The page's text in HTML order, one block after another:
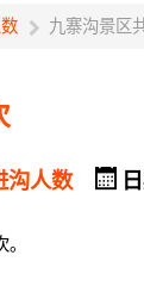
九寨沟景区
沟人数